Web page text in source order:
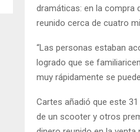
dramáticas: en la compra
reunido cerca de cuatro
“Las personas estaban
logrado que se
muy rápidamente se
Cartes añadió que este
de un scooter y otros